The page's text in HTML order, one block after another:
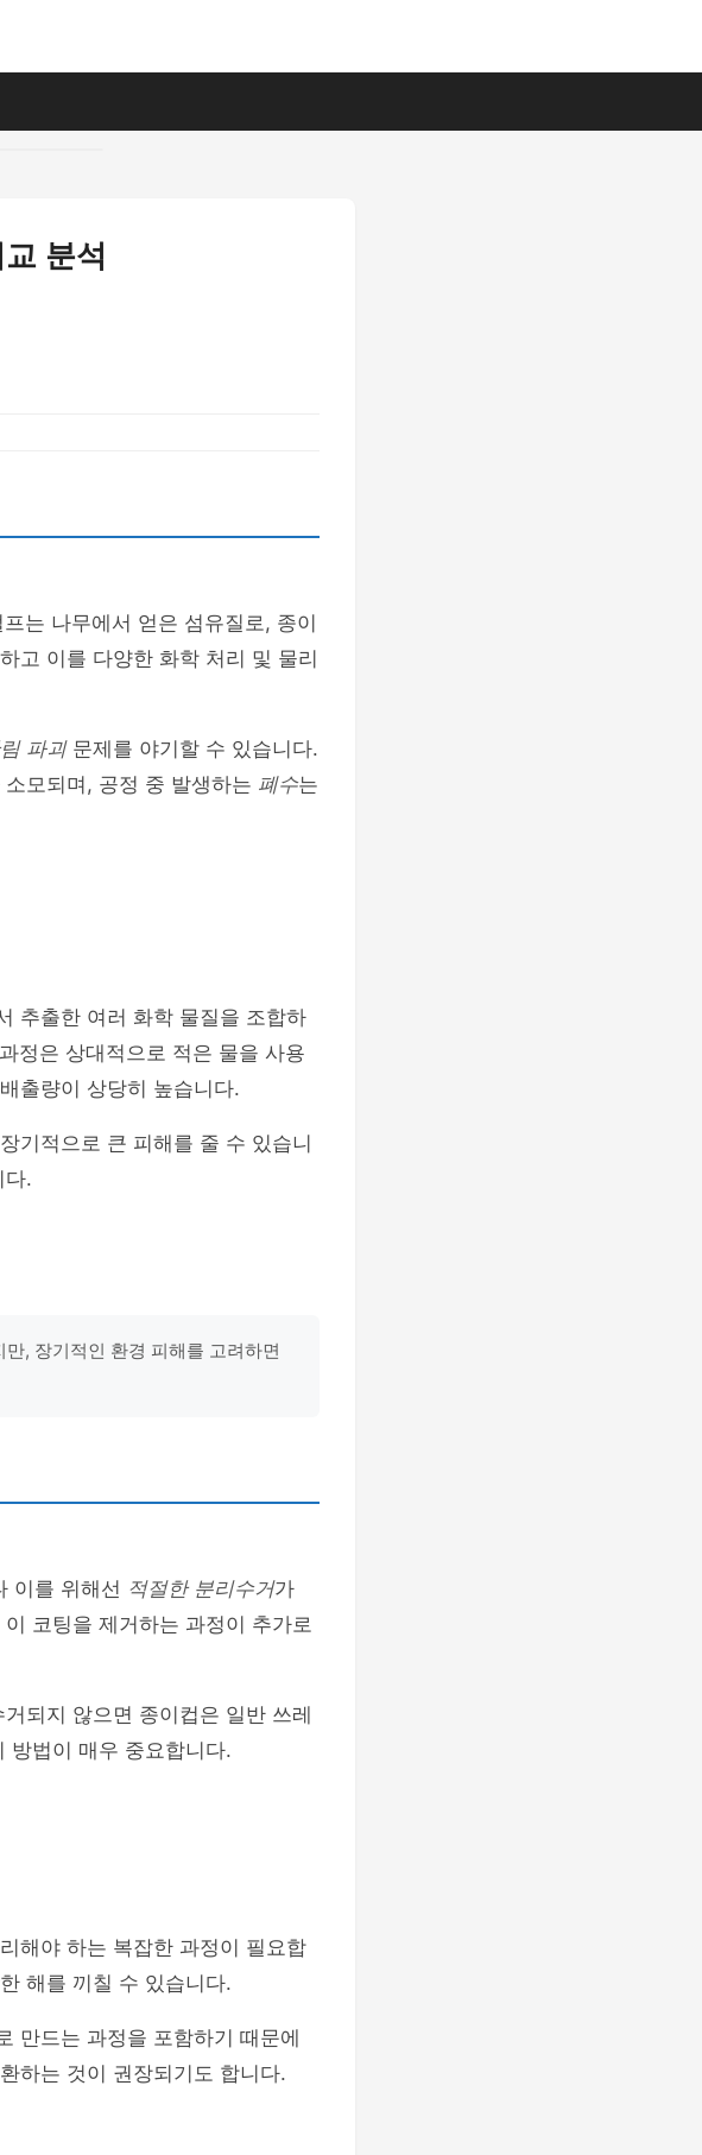
분석
는 나무에서 얻은 섬유질로, 종이
고 이를 다양한 화학 처리 및 물리
파괴문제를 야기할 수 있습니다.
모되며, 공정 중 발생하는 폐수는
추출한 여러 화학 물질을 조합하
정은 상대적으로 적은 물을 사용
출량이 상당히 높습니다.
기적으로 큰 피해를 줄 수 있습니
다.
, 장기적인 환경 피해를 고려하면
이를 위해선 적절한 분리수거가
코팅을 제거하는 과정이 추가로
되지 않으면 종이컵은 일반 쓰레
방법이 매우 중요합니다.
해야 하는 복잡한 과정이 필요합
해를 끼칠 수 있습니다.
만드는 과정을 포함하기 때문에
하는 것이 권장되기도 합니다.